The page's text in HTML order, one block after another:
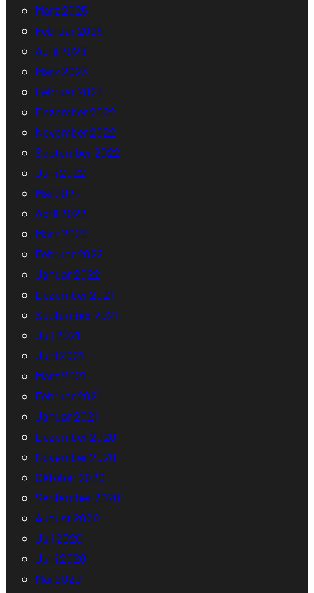
März 2025
Februar 2025
April 2023
März 2023
Februar 2023
Dezember 2022
November 2022
September 2022
Juni 2022
Mai 2022
April 2022
März 2022
Februar 2022
Januar 2022
Dezember 2021
September 2021
Juli 2021
Juni 2021
März 2021
Februar 2021
Januar 2021
Dezember 2020
November 2020
Oktober 2020
September 2020
August 2020
Juli 2020
Juni 2020
Mai 2020